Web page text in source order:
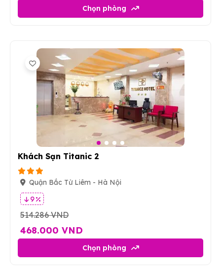
Chọn phòng
Khách Sạn Titanic 2
Quận Bắc Từ Liêm - Hà Nội
9 %
514.286 VND
468.000 VND
Chọn phòng